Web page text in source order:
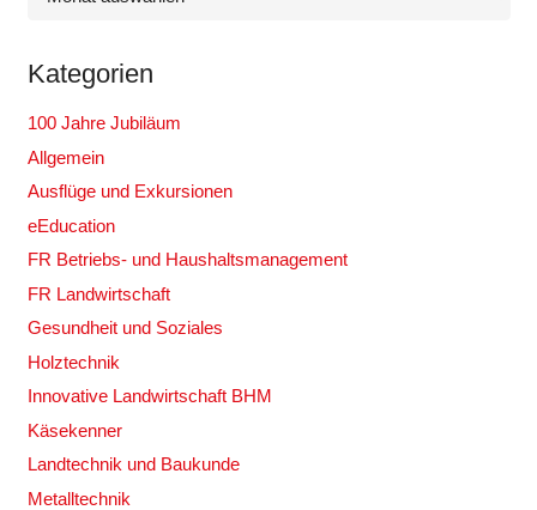
Kategorien
100 Jahre Jubiläum
Allgemein
Ausflüge und Exkursionen
eEducation
FR Betriebs- und Haushaltsmanagement
FR Landwirtschaft
Gesundheit und Soziales
Holztechnik
Innovative Landwirtschaft BHM
Käsekenner
Landtechnik und Baukunde
Metalltechnik